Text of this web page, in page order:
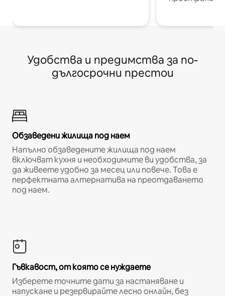
Удобства и предимства за по-
дългосрочни престои
Обзаведени жилища под наем
Напълно обзаведените жилища под наем
включват кухня и необходимите ви удобства, за
да живеете удобно за месец или повече. Това е
перфектната алтернатива на преотдаването
под наем.
Гъвкавост, от която се нуждаете
Изберете точните дати за настаняване и
напускане и резервирайте лесно онлайн, без